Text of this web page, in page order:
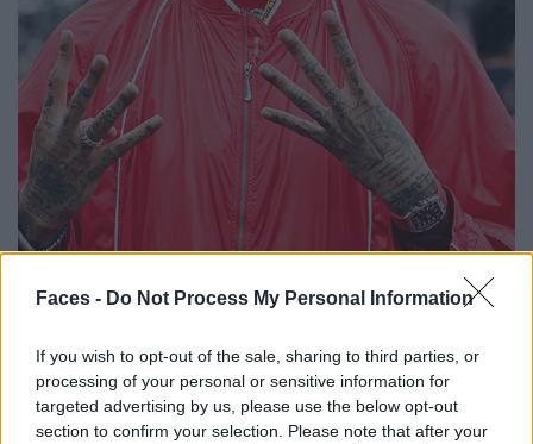
Faces - Do Not Process My Personal Information
If you wish to opt-out of the sale, sharing to third parties, or
processing of your personal or sensitive information for
targeted advertising by us, please use the below opt-out
section to confirm your selection. Please note that after your
Adrett auch ohne Florett.
© picture alliance / NurPhoto | Paddocker